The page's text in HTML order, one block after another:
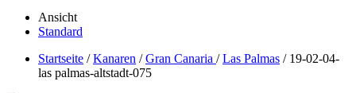
Ansicht
Standard
Startseite /Kanaren /Gran Canaria /Las Palmas / 19-02-04-
las palmas-altstadt-075